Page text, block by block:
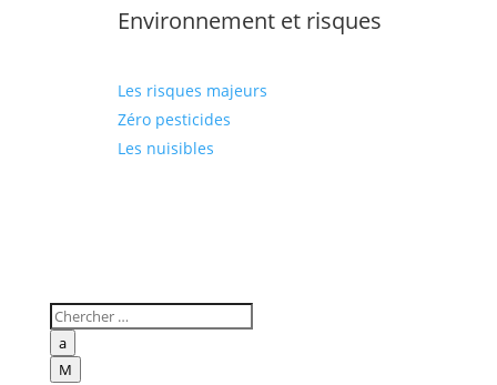
Environnement et risques
Les risques majeurs
Zéro pesticides
Les nuisibles
a
M